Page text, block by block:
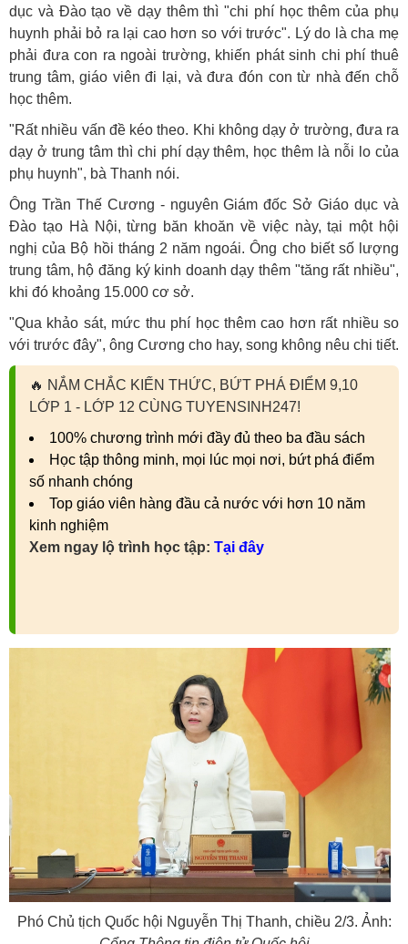
dục và Đào tạo về dạy thêm thì "chi phí học thêm của phụ
huynh phải bỏ ra lại cao hơn so với trước". Lý do là cha mẹ
phải đưa con ra ngoài trường, khiến phát sinh chi phí thuê
trung tâm, giáo viên đi lại, và đưa đón con từ nhà đến chỗ
học thêm.
"Rất nhiều vấn đề kéo theo. Khi không dạy ở trường, đưa ra
dạy ở trung tâm thì chi phí dạy thêm, học thêm là nỗi lo của
phụ huynh", bà Thanh nói.
Ông Trần Thế Cương - nguyên Giám đốc Sở Giáo dục và
Đào tạo Hà Nội, từng băn khoăn về việc này, tại một hội
nghị của Bộ hồi tháng 2 năm ngoái. Ông cho biết số lượng
trung tâm, hộ đăng ký kinh doanh dạy thêm "tăng rất nhiều",
khi đó khoảng 15.000 cơ sở.
"Qua khảo sát, mức thu phí học thêm cao hơn rất nhiều so
với trước đây", ông Cương cho hay, song không nêu chi tiết.
🔥 NẮM CHẮC KIẾN THỨC, BỨT PHÁ ĐIỂM 9,10
LỚP 1 - LỚP 12 CÙNG TUYENSINH247!
100% chương trình mới đầy đủ theo ba đầu sách
Học tập thông minh, mọi lúc mọi nơi, bứt phá điểm
số nhanh chóng
Top giáo viên hàng đầu cả nước với hơn 10 năm
kinh nghiệm
Xem ngay lộ trình học tập: Tại đây
Phó Chủ tịch Quốc hội Nguyễn Thị Thanh, chiều 2/3. Ảnh: